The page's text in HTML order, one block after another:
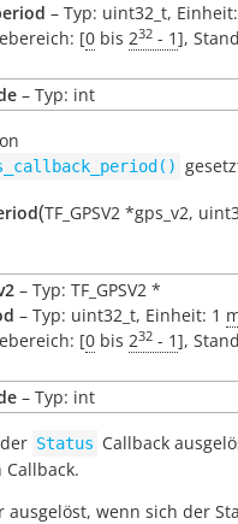
– Typ: uint32_t,
[0 bis 232 - 1],
– Typ: int
(TF_GPSV2 *gps_v2,
– Typ: TF_GPSV2 *
– Typ: uint32_t, Einheit: 1
[0 bis 232 - 1],
– Typ: int
Status Callback
ausgelöst, wenn sich der